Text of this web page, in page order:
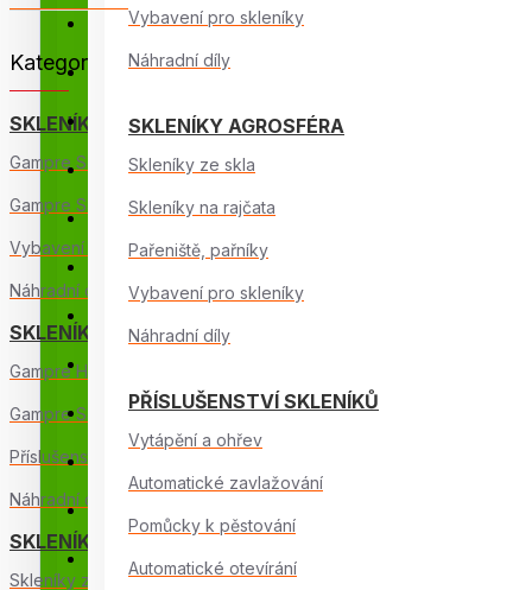
Skleníky na balkon
Příslušenství skleníků
Fóliovníky, pařeniště
Chov kachen, hus
Pěstování na balkoně
Vytápění a topidla
Zahradní vybavení
Zavlažovací systémy
Vybavení pro skleníky
Náhradní díly
SKLENÍKY AGROSFÉRA
Skleníky ze skla
Skleníky na rajčata
Pařeniště, pařníky
Vybavení pro skleníky
Náhradní díly
PŘÍSLUŠENSTVÍ SKLENÍKŮ
Vytápění a ohřev
Automatické zavlažování
Pomůcky k pěstování
Automatické otevírání
Kategorie
SKLENÍKY GAMPRE
Gampre Sanus L
Gampre Sanus XL
Vybavení pro skleníky
Náhradní díly
SKLENÍKY GLASS
Gampre Hybrid
Gampre Sanus Glass
Příslušenství skleníků
Náhradní díly
SKLENÍKY AGROSFÉRA
Skleníky ze skla